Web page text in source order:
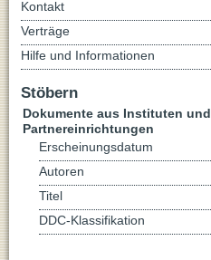
Kontakt
Verträge
Hilfe und Informationen
Stöbern
Dokumente aus Instituten und
Partnereinrichtungen
Erscheinungsdatum
Autoren
Titel
DDC-Klassifikation